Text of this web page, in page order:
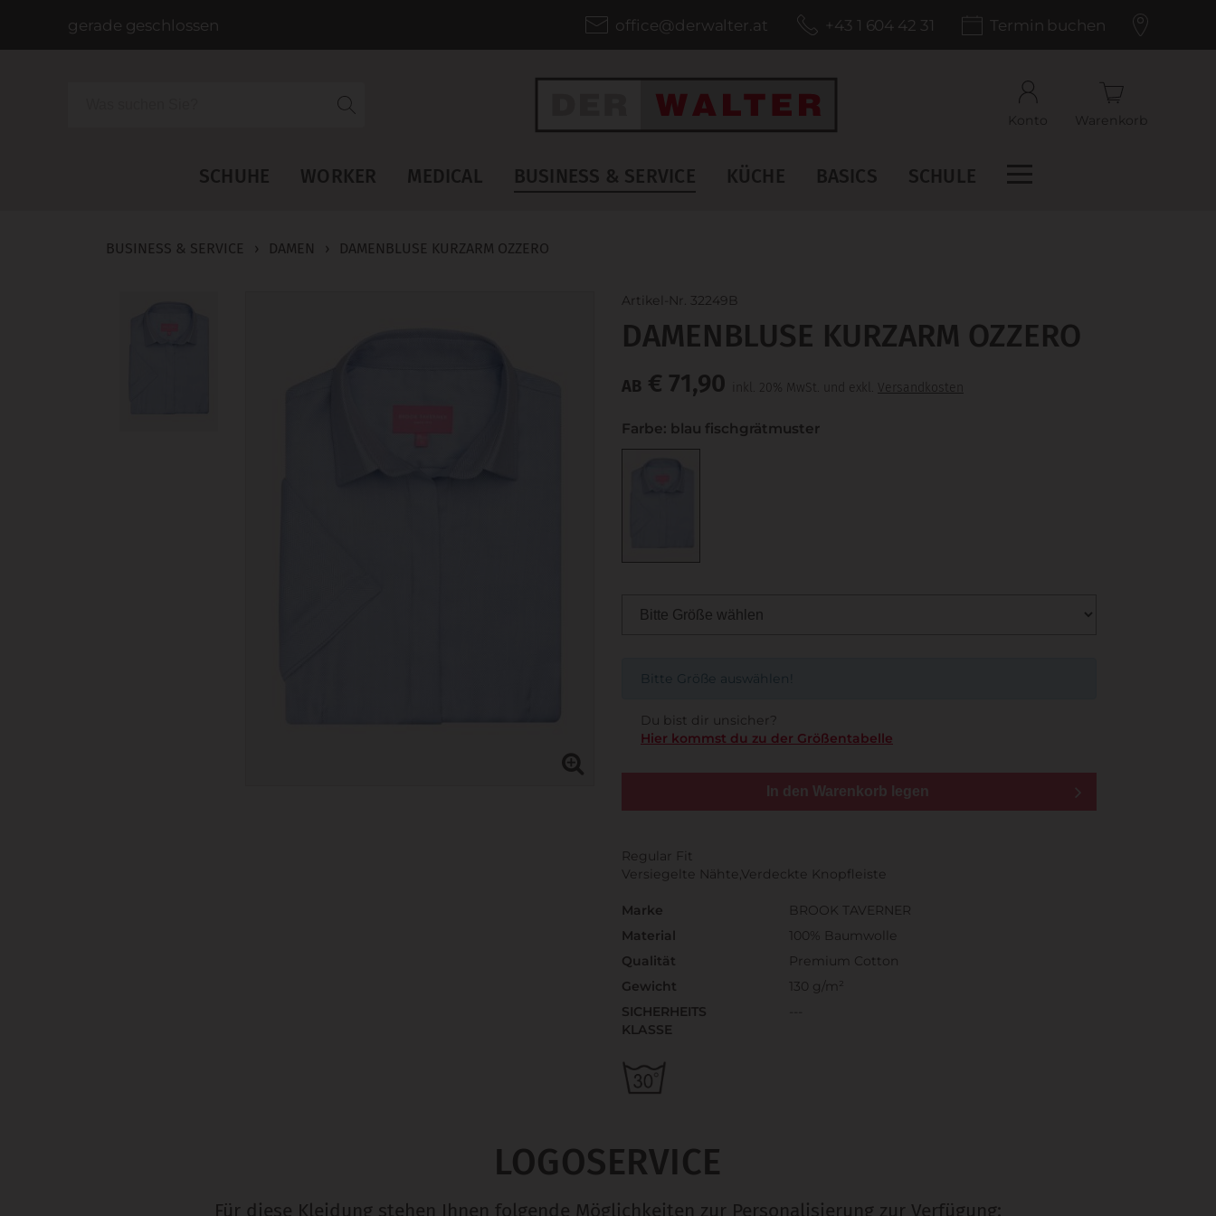
gerade geschlossen office@derwalter.at +43 1 604 42 31 Termin buchen
Konto
Warenkorb
SCHUHE WORKER MEDICAL BUSINESS & SERVICE KÜCHE BASICS SCHULE
BUSINESS & SERVICE › DAMEN › DAMENBLUSE KURZARM OZZERO
Artikel-Nr. 32249B
DAMENBLUSE KURZARM OZZERO
AB € 71,90 inkl. 20% MwSt. und exkl. Versandkosten
Farbe: blau fischgrätmuster
Bitte Größe auswählen!
Du bist dir unsicher?
Hier kommst du zu der Größentabelle
In den Warenkorb legen
Regular Fit
Versiegelte Nähte,Verdeckte Knopfleiste
Marke
BROOK TAVERNER
Material
100% Baumwolle
Qualität
Premium Cotton
Gewicht
130 g/m²
SICHERHEITS
KLASSE
LOGOSERVICE
Für diese Kleidung stehen Ihnen folgende Möglichkeiten zur Personalisierung zur Verfügung: